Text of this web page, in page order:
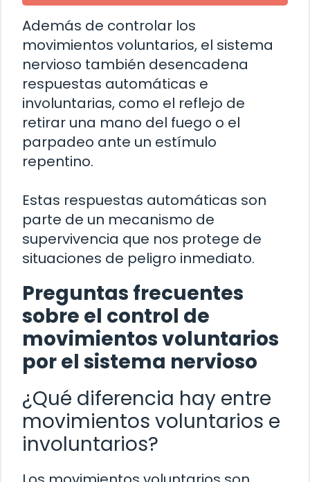
Además de controlar los
movimientos voluntarios, el sistema
nervioso también desencadena
respuestas automáticas e
involuntarias, como el reflejo de
retirar una mano del fuego o el
parpadeo ante un estímulo
repentino.
Estas respuestas automáticas son
parte de un mecanismo de
supervivencia que nos protege de
situaciones de peligro inmediato.
Preguntas frecuentes
sobre el control de
movimientos voluntarios
por el sistema nervioso
¿Qué diferencia hay entre
movimientos voluntarios e
involuntarios?